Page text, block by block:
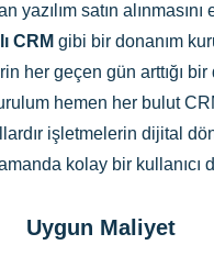
satın
CRM gibi bir donanım
her geçen gün arttığı
hemen her bulut
işletmelerin dijital
kolay bir kullanıcı
Uygun Maliyet